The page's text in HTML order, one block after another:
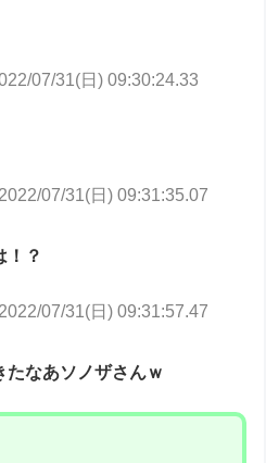
07/31(日) 09:30:24.33
2022/07/31(日) 09:31:35.07
！？
2022/07/31(日) 09:31:57.47
なあソノザさんｗ